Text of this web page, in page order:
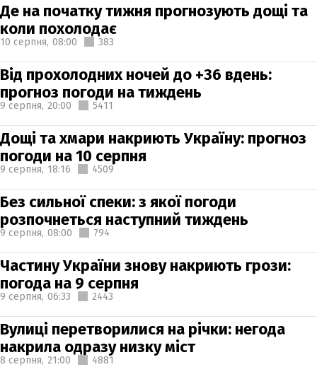
Де на початку тижня прогнозують дощі та
коли похолодає
10 серпня, 08:00 383
Від прохолодних ночей до +36 вдень:
прогноз погоди на тиждень
9 серпня, 20:00 5411
Дощі та хмари накриють Україну: прогноз
погоди на 10 серпня
9 серпня, 18:16 4509
Без сильної спеки: з якої погоди
розпочнеться наступний тиждень
9 серпня, 08:00 794
Частину України знову накриють грози:
погода на 9 серпня
9 серпня, 06:33 2443
Вулиці перетворилися на річки: негода
накрила одразу низку міст
8 серпня, 21:00 4881